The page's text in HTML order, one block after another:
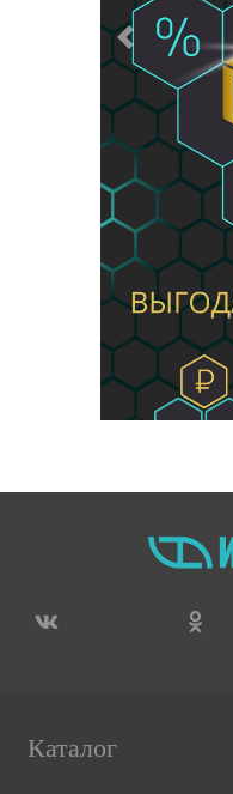
Предыдущий
Каталог